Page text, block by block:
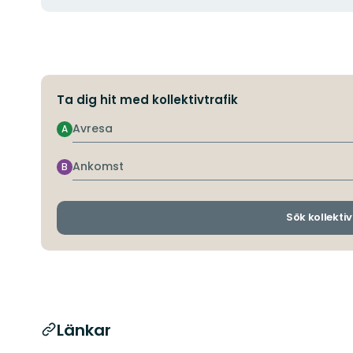
Ta dig hit med kollektivtrafik
Avresa
A
Ankomst
B
Sök
Länkar